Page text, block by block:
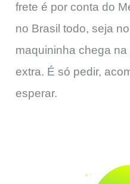
frete é por conta do
no Brasil todo, seja
maquininha chega
extra. É só pedir,
esperar.